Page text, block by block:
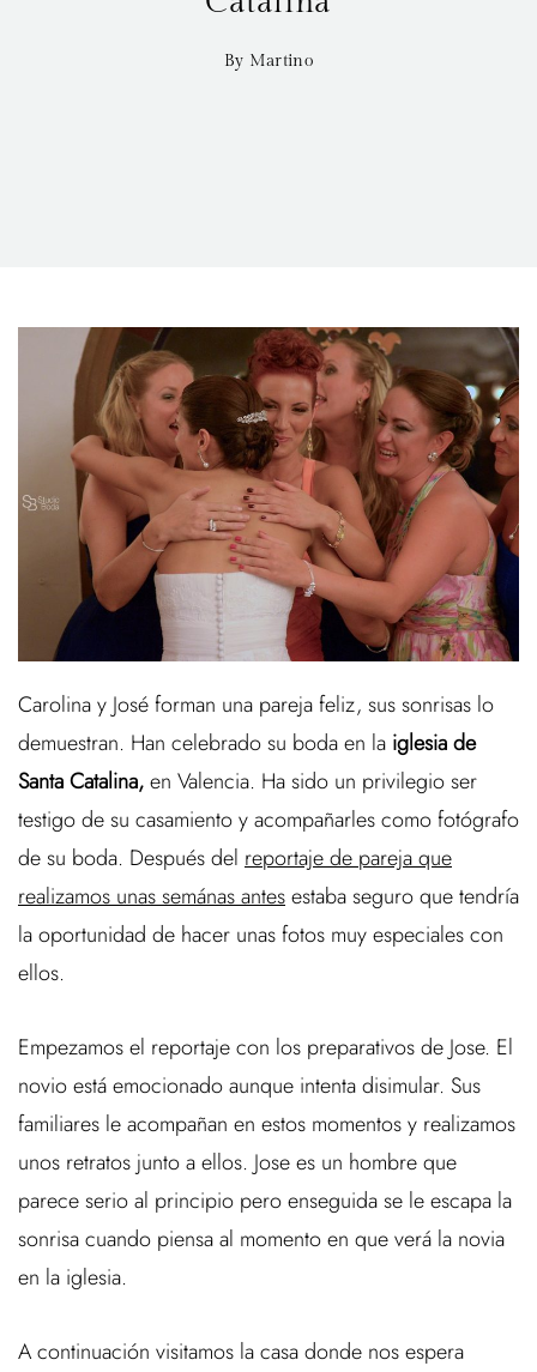
By Martino
Carolina y José forman una pareja feliz, sus sonrisas lo
demuestran. Han celebrado su boda en la iglesia de
Santa Catalina,en Valencia. Ha sido un privilegio ser
testigo de su casamiento y acompañarles como fotógrafo
de su boda. Después del reportaje de pareja que
realizamos unas semánas antesestaba seguro que tendría
la oportunidad de hacer unas fotos muy especiales con
ellos.
Empezamos el reportaje con los preparativos de Jose. El
novio está emocionado aunque intenta disimular. Sus
familiares le acompañan en estos momentos y realizamos
unos retratos junto a ellos. Jose es un hombre que
parece serio al principio pero enseguida se le escapa la
sonrisa cuando piensa al momento en que verá la novia
en la iglesia.
A continuación visitamos la casa donde nos espera